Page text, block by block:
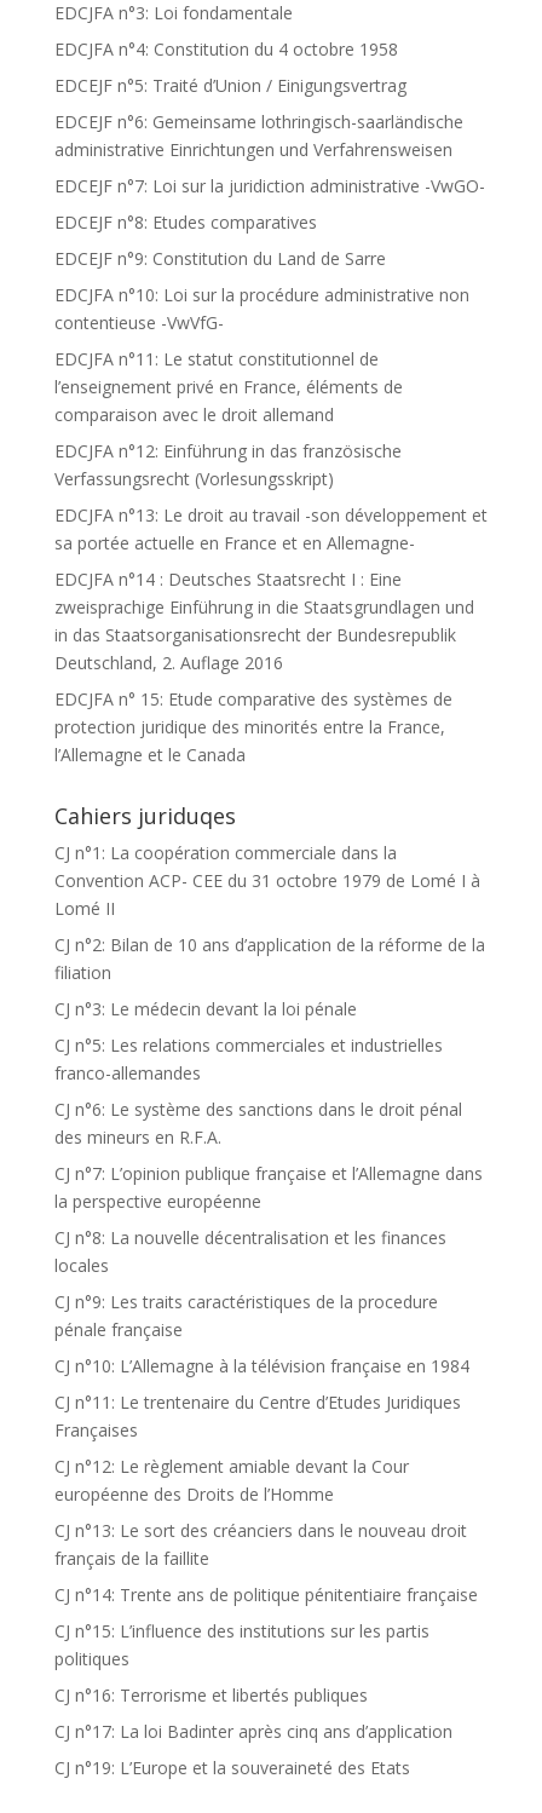
EDCJFA n°3: Loi fondamentale
EDCJFA n°4: Constitution du 4 octobre 1958
EDCEJF n°5: Traité d’Union / Einigungsvertrag
EDCEJF n°6: Gemeinsame lothringisch-saarländische
administrative Einrichtungen und Verfahrensweisen
EDCEJF n°7: Loi sur la juridiction administrative -VwGO-
EDCEJF n°8: Etudes comparatives
EDCEJF n°9: Constitution du Land de Sarre
EDCJFA n°10: Loi sur la procédure administrative non
contentieuse -VwVfG-
EDCJFA n°11: Le statut constitutionnel de
l’enseignement privé en France, éléments de
comparaison avec le droit allemand
EDCJFA n°12: Einführung in das französische
Verfassungsrecht (Vorlesungsskript)
EDCJFA n°13: Le droit au travail -son développement et
sa portée actuelle en France et en Allemagne-
EDCJFA n°14 : Deutsches Staatsrecht I : Eine
zweisprachige Einführung in die Staatsgrundlagen und
in das Staatsorganisationsrecht der Bundesrepublik
Deutschland, 2. Auflage 2016
EDCJFA n° 15: Etude comparative des systèmes de
protection juridique des minorités entre la France,
l’Allemagne et le Canada
Cahiers juriduqes
CJ n°1: La coopération commerciale dans la
Convention ACP- CEE du 31 octobre 1979 de Lomé I à
Lomé II
CJ n°2: Bilan de 10 ans d’application de la réforme de la
filiation
CJ n°3: Le médecin devant la loi pénale
CJ n°5: Les relations commerciales et industrielles
franco-allemandes
CJ n°6: Le système des sanctions dans le droit pénal
des mineurs en R.F.A.
CJ n°7: L’opinion publique française et l’Allemagne dans
la perspective européenne
CJ n°8: La nouvelle décentralisation et les finances
locales
CJ n°9: Les traits caractéristiques de la procedure
pénale française
CJ n°10: L’Allemagne à la télévision française en 1984
CJ n°11: Le trentenaire du Centre d’Etudes Juridiques
Françaises
CJ n°12: Le règlement amiable devant la Cour
européenne des Droits de l’Homme
CJ n°13: Le sort des créanciers dans le nouveau droit
français de la faillite
CJ n°14: Trente ans de politique pénitentiaire française
CJ n°15: L’influence des institutions sur les partis
politiques
CJ n°16: Terrorisme et libertés publiques
CJ n°17: La loi Badinter après cinq ans d’application
CJ n°19: L’Europe et la souveraineté des Etats